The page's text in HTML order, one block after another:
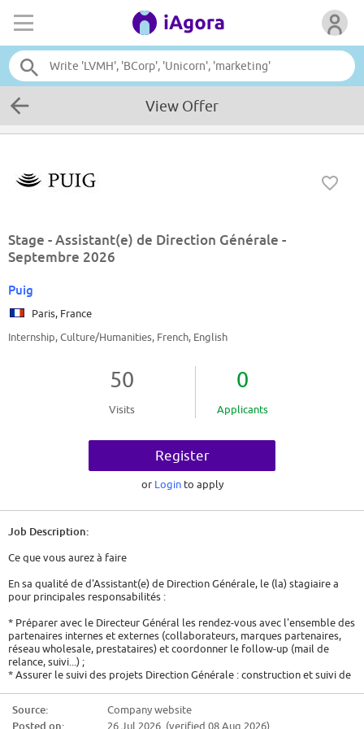
View Offer
Stage - Assistant(e) de Direction Générale -
Septembre 2026
Puig
Paris, France
Internship, Culture/Humanities, French, English
50
Visits
0
Applicants
Register
or Login to apply
Job Description:
Ce que vous aurez à faire
En sa qualité de d'Assistant(e) de Direction Générale, le (la) stagiaire a
pour principales responsabilités :
* Préparer avec le Directeur Général les rendez-vous avec l'ensemble des
partenaires internes et externes (collaborateurs, marques partenaires,
réseau wholesale, prestataires) et coordonner le follow-up (mail de
relance, suivi...) ;
* Assurer le suivi des projets Direction Générale : construction et suivi de
Comité Exécutif JPG et du Comité Exécutif et Board PUIG
Source:
Company website
Posted on:
26 Jul 2026 (verified 08 Aug 2026)